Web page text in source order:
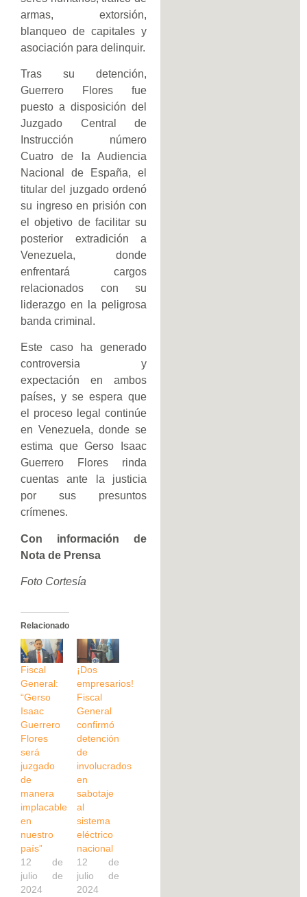
armas, extorsión,
blanqueo de capitales y
asociación para delinquir.
Tras su detención,
Guerrero Flores fue
puesto a disposición del
Juzgado Central de
Instrucción número
Cuatro de la Audiencia
Nacional de España, el
titular del juzgado ordenó
su ingreso en prisión con
el objetivo de facilitar su
posterior extradición a
Venezuela, donde
enfrentará cargos
relacionados con su
liderazgo en la peligrosa
banda criminal.
Este caso ha generado
controversia y
expectación en ambos
países, y se espera que
el proceso legal continúe
en Venezuela, donde se
estima que Gerso Isaac
Guerrero Flores rinda
cuentas ante la justicia
por sus presuntos
crímenes.
Con información de
Nota de Prensa
Foto Cortesía
Relacionado
Fiscal
General:
“Gerso
Isaac
Guerrero
Flores
será
juzgado
de
manera
implacable
en
nuestro
país”
12 de
julio de
2024
¡Dos
empresarios!
Fiscal
General
confirmó
detención
de
involucrados
en
sabotaje
al
sistema
eléctrico
nacional
12 de
julio de
2024